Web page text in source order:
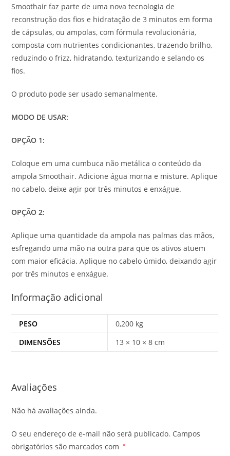
Smoothair faz parte de uma nova tecnologia de
reconstrução dos fios e hidratação de 3 minutos em forma
de cápsulas, ou ampolas, com fórmula revolucionária,
composta com nutrientes condicionantes, trazendo brilho,
reduzindo o frizz, hidratando, texturizando e selando os
fios.
O produto pode ser usado semanalmente.
MODO DE USAR:
OPÇÃO 1:
Coloque em uma cumbuca não metálica o conteúdo da
ampola Smoothair. Adicione água morna e misture. Aplique
no cabelo, deixe agir por três minutos e enxágue.
OPÇÃO 2:
Aplique uma quantidade da ampola nas palmas das mãos,
esfregando uma mão na outra para que os ativos atuem
com maior eficácia. Aplique no cabelo úmido, deixando agir
por três minutos e enxágue.
Informação adicional
PESO
0,200 kg
DIMENSÕES
13 × 10 × 8 cm
Avaliações
Não há avaliações ainda.
O seu endereço de e-mail não será publicado. Campos
obrigatórios são marcados com
*